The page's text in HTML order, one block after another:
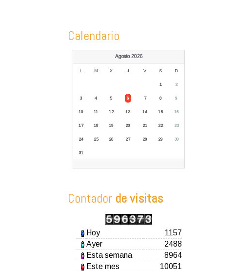
Calendario
Agosto 2026
L M X J V S D
1 2
3 4 5 6 7 8 9
10 11 12 13 14 15 16
17 18 19 20 21 22 23
24 25 26 27 28 29 30
31
Contador de visitas
Hoy
1157
Ayer
2488
Esta semana
8964
Este mes
10051